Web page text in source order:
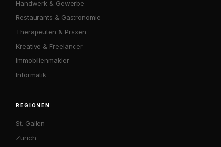
Handwerk & Gewerbe
Restaurants & Gastronomie
Therapeuten & Praxen
Kreative & Freelancer
Immobilienmakler
Informatik
REGIONEN
St. Gallen
Zürich